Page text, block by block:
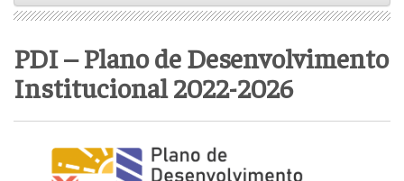
PDI – Plano de Desenvolvimento
Institucional 2022-2026